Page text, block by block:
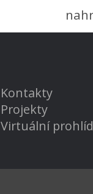
Kontakty
Projekty
Virtuální